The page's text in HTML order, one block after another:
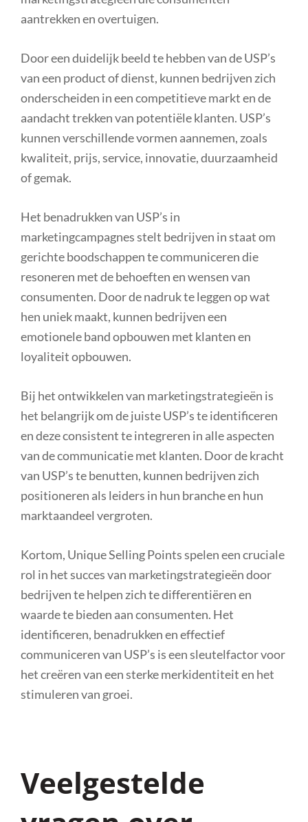
aantrekken en overtuigen.
Door een duidelijk beeld te hebben van de USP’s
van een product of dienst, kunnen bedrijven zich
onderscheiden in een competitieve markt en de
aandacht trekken van potentiële klanten. USP’s
kunnen verschillende vormen aannemen, zoals
kwaliteit, prijs, service, innovatie, duurzaamheid
of gemak.
Het benadrukken van USP’s in
marketingcampagnes stelt bedrijven in staat om
gerichte boodschappen te communiceren die
resoneren met de behoeften en wensen van
consumenten. Door de nadruk te leggen op wat
hen uniek maakt, kunnen bedrijven een
emotionele band opbouwen met klanten en
loyaliteit opbouwen.
Bij het ontwikkelen van marketingstrategieën is
het belangrijk om de juiste USP’s te identificeren
en deze consistent te integreren in alle aspecten
van de communicatie met klanten. Door de kracht
van USP’s te benutten, kunnen bedrijven zich
positioneren als leiders in hun branche en hun
marktaandeel vergroten.
Kortom, Unique Selling Points spelen een cruciale
rol in het succes van marketingstrategieën door
bedrijven te helpen zich te differentiëren en
waarde te bieden aan consumenten. Het
identificeren, benadrukken en effectief
communiceren van USP’s is een sleutelfactor voor
het creëren van een sterke merkidentiteit en het
stimuleren van groei.
Veelgestelde